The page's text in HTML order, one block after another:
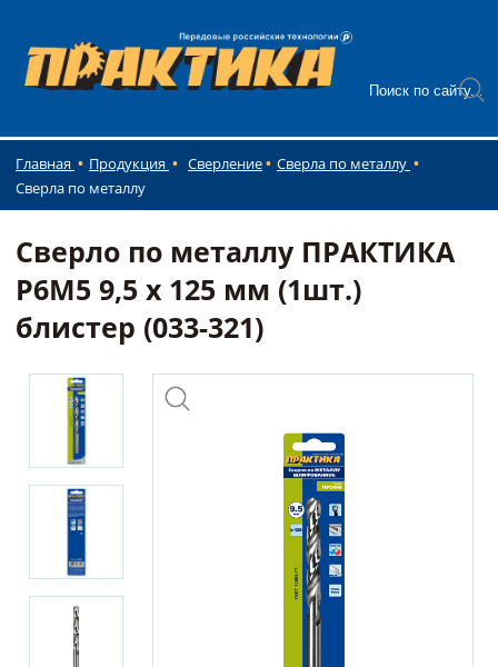
Главная Продукция Сверление
Сверла по металлу
Сверла по металлу
Сверло по металлу ПРАКТИКА
Р6М5 9,5 х 125 мм (1шт.)
блистер (033-321)